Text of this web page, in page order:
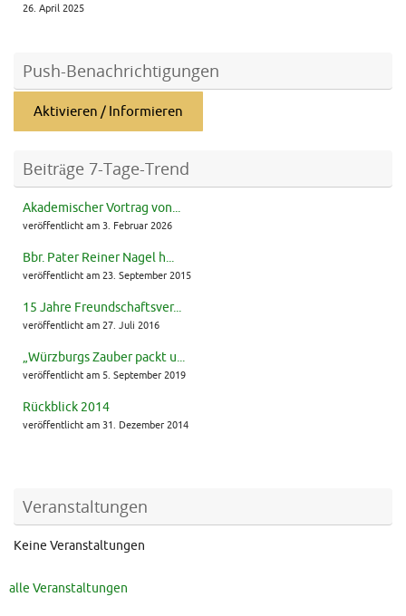
26. April 2025
Push-Benachrichtigungen
Aktivieren / Informieren
Beiträge 7-Tage-Trend
Akademischer Vortrag von...
veröffentlicht am 3. Februar 2026
Bbr. Pater Reiner Nagel h...
veröffentlicht am 23. September 2015
15 Jahre Freundschaftsver...
veröffentlicht am 27. Juli 2016
„Würzburgs Zauber packt u...
veröffentlicht am 5. September 2019
Rückblick 2014
veröffentlicht am 31. Dezember 2014
Veranstaltungen
Keine Veranstaltungen
alle Veranstaltungen